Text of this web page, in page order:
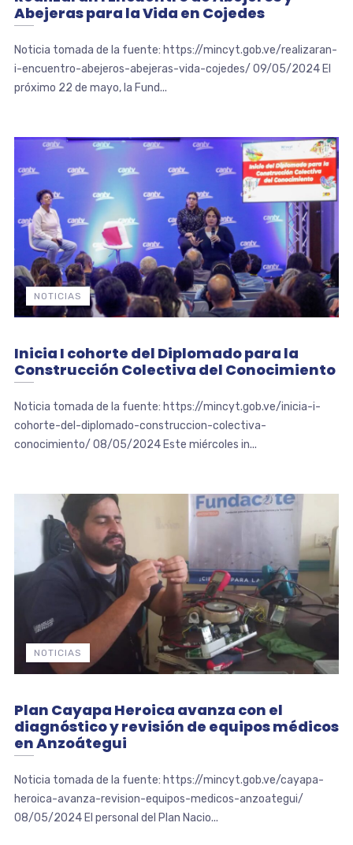
Abejeras para la Vida en Cojedes
Noticia tomada de la fuente: https://mincyt.gob.ve/realizaran-
i-encuentro-abejeros-abejeras-vida-cojedes/ 09/05/2024 El
próximo 22 de mayo, la Fund...
NOTICIAS
Inicia I cohorte del Diplomado para la
Construcción Colectiva del Conocimiento
Noticia tomada de la fuente: https://mincyt.gob.ve/inicia-i-
cohorte-del-diplomado-construccion-colectiva-
conocimiento/ 08/05/2024 Este miércoles in...
NOTICIAS
Plan Cayapa Heroica avanza con el
diagnóstico y revisión de equipos médicos
en Anzoátegui
Noticia tomada de la fuente: https://mincyt.gob.ve/cayapa-
heroica-avanza-revision-equipos-medicos-anzoategui/
08/05/2024 El personal del Plan Nacio...